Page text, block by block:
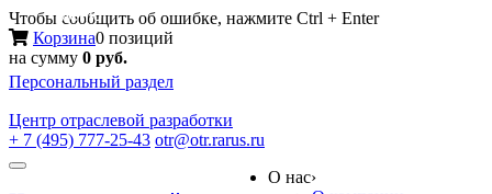
Чтобы сообщить об ошибке, нажмите Ctrl + Enter
Корзина0 позиций
на сумму 0 руб.
Персональный раздел
Центр отраслевой разработки
+ 7 (495) 777-25-43 otr@otr.rarus.ru
Toggle
Меню
О нас›